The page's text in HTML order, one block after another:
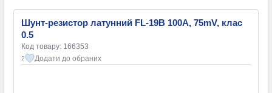
Шунт-резистор латунний FL-19B 100A, 75mV, клас
0.5
Код товару: 166353
2 Додати до обраних